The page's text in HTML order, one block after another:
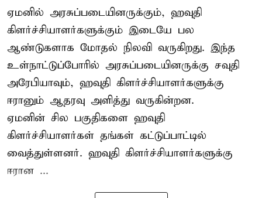
ஏமனில் அரசுப்படையினருக்கும், ஹவுதி
கிளர்ச்சியாளர்களுக்கும் இடையே பல
ஆண்டுகளாக மோதல் நிலவி வருகிறது. இந்த
உள்நாட்டுப்போரில் அரசுப்படையினருக்கு சவுதி
அரேபியாவும், ஹவுதி கிளர்ச்சியாளர்களுக்கு
ஈரானும் ஆதரவு அளித்து வருகின்றன.
ஏமனின் சில பகுதிகளை ஹவுதி
கிளர்ச்சியாளர்கள் தங்கள் கட்டுப்பாட்டில்
வைத்துள்ளனர். ஹவுதி கிளர்ச்சியாளர்களுக்கு
ஈரான ...